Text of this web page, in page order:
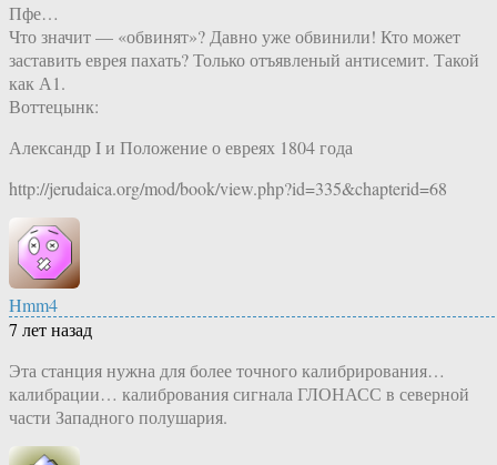
Пфе…
Что значит — «обвинят»? Давно уже обвинили! Кто может
заставить еврея пахать? Только отъявленый антисемит. Такой
как А1.
Воттецынк:
Александр I и Положение о евреях 1804 года
http://jerudaica.org/mod/book/view.php?id=335&chapterid=68
Hmm4
7 лет назад
Эта станция нужна для более точного калибрирования…
калибрации… калибрования сигнала ГЛОНАСС в северной
части Западного полушария.